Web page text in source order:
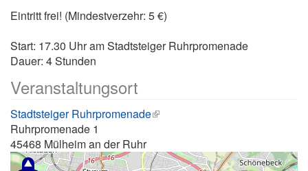
Eintritt frei! (Mindestverzehr: 5 €)
Start: 17.30 Uhr am Stadtsteiger Ruhrpromenade
Dauer: 4 Stunden
Veranstaltungsort
Stadtsteiger Ruhrpromenade
Ruhrpromenade 1
45468 Mülheim an der Ruhr